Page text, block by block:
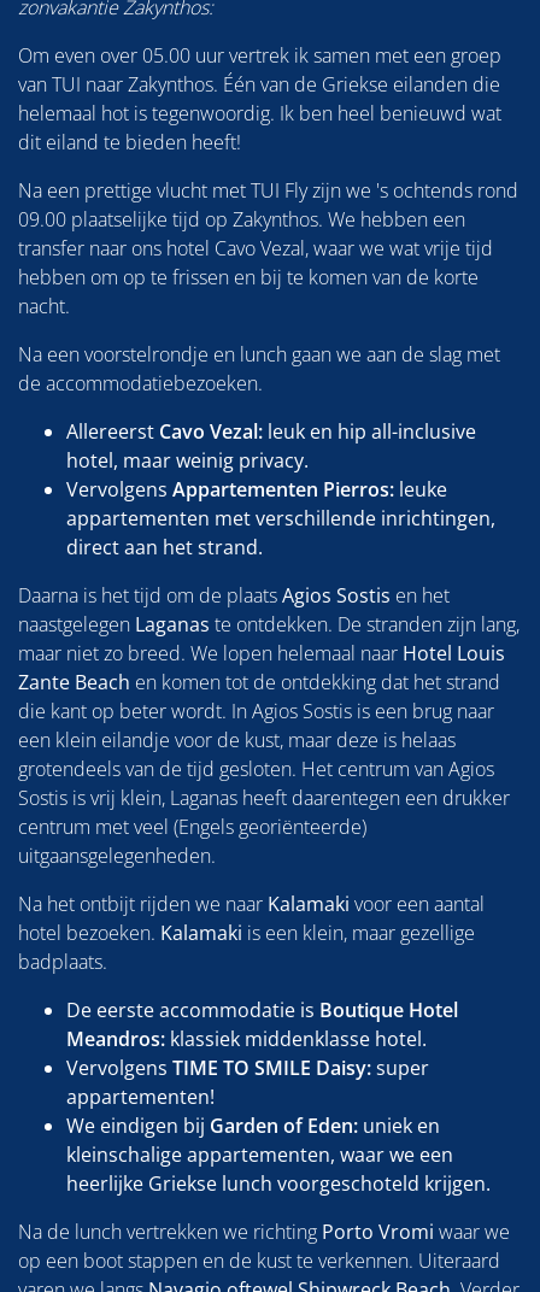
zonvakantie Zakynthos:
Om even over 05.00 uur vertrek ik samen met een groep
van TUI naar Zakynthos. Één van de Griekse eilanden die
helemaal hot is tegenwoordig. Ik ben heel benieuwd wat
dit eiland te bieden heeft!
Na een prettige vlucht met TUI Fly zijn we 's ochtends rond
09.00 plaatselijke tijd op Zakynthos. We hebben een
transfer naar ons hotel Cavo Vezal, waar we wat vrije tijd
hebben om op te frissen en bij te komen van de korte
nacht.
Na een voorstelrondje en lunch gaan we aan de slag met
de accommodatiebezoeken.
Allereerst Cavo Vezal: leuk en hip all-inclusive
hotel, maar weinig privacy.
Vervolgens Appartementen Pierros: leuke
appartementen met verschillende inrichtingen,
direct aan het strand.
Daarna is het tijd om de plaatsAgios Sostis en het
naastgelegen Laganas te ontdekken. De stranden zijn lang,
maar niet zo breed. We lopen helemaal naar Hotel Louis
Zante Beach en komen tot de ontdekking dat het strand
die kant op beter wordt. In Agios Sostis is een brug naar
een klein eilandje voor de kust, maar deze is helaas
grotendeels van de tijd gesloten. Het centrum van Agios
Sostis is vrij klein, Laganas heeft daarentegen een drukker
centrum met veel (Engels georiënteerde)
uitgaansgelegenheden.
Na het ontbijt rijden we naar Kalamaki voor een aantal
hotel bezoeken. Kalamaki is een klein, maar gezellige
badplaats.
De eerste accommodatie is Boutique Hotel
Meandros: klassiek middenklasse hotel.
Vervolgens TIME TO SMILE Daisy:super
appartementen!
We eindigen bij Garden of Eden: uniek en
kleinschalige appartementen, waar we een
heerlijke Griekse lunch voorgeschoteld krijgen.
Na de lunch vertrekken we richting Porto Vromi waar we
op een boot stappen en de kust te verkennen. Uiteraard